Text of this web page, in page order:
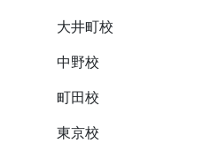
大井町校
中野校
町田校
東京校